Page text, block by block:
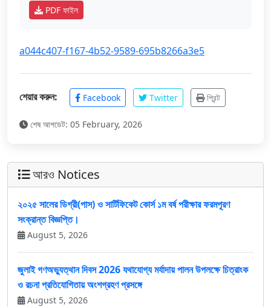
PDF ফাইল
a044c407-f167-4b52-9589-695b8266a3e5
শেয়ার করুন: Facebook Twitter প্রিন্ট
শেষ আপডেট: 05 February, 2026
আরও Notices
২০২৫ সালের ডিগ্রী(পাস) ও সার্টিফিকেট কোর্স ১ম বর্ষ পরীক্ষার ফরমপূরণ
সংক্রান্ত বিজ্ঞপ্তি।
August 5, 2026
জুলাই গণঅভ্যুত্থান দিবস 2026 যথাযোগ্য মর্যাদায় পালন উপলক্ষে চিত্রাংক
ও রচনা প্রতিযোগিতায় অংশগ্রহণ প্রসঙ্গে
August 5, 2026